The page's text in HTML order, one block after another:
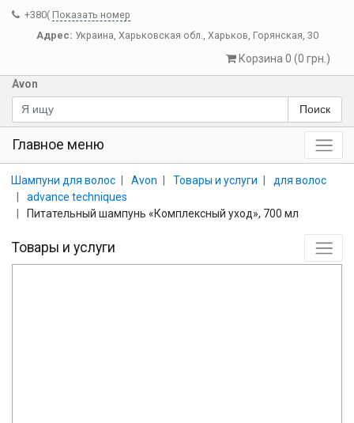
+380( Показать номер
Адрес: Украина, Харьковская обл., Харьков, Горянская, 30
Корзина 0 (0 грн.)
Avon
Поиск
Главное меню
Шампуни для волос Avon Товары и услуги
для волос
advance techniques
Питательный шампунь «Комплексный уход», 700 мл
Товары и услуги